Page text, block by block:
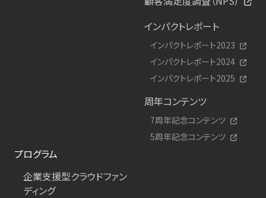
インパクトレポート
インパクトレポート2023
インパクトレポート2024
インパクトレポート2025
周年コンテンツ
7周年記念コンテンツ
5周年記念コンテンツ
プログラム
企業支援型クラウドファン
ディング